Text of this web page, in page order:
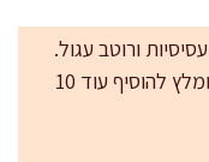
שומן נותן עסיסיות ורוטב עגול.
אם משתמשים בבשר רזה מאוד, מומלץ להוסיף עוד 10